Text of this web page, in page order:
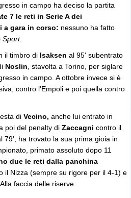
in campo ha deciso la partita
7 le reti in Serie A dei
a gara in corso: nessuno ha fatto
il timbro di Isaksen al 95' subentrato
Noslin , stavolta a Torino, per siglare
in campo. A ottobre invece si è
contro l'Empoli e poi quella contro
di Vecino, anche lui entrato in
poi del penalty di Zaccagni contro il
79', ha trovato la sua prima gioia in
primato assoluto dopo 11
due le reti dalla panchina
il Nizza (sempre su rigore per il 4-1) e
faccia delle riserve.